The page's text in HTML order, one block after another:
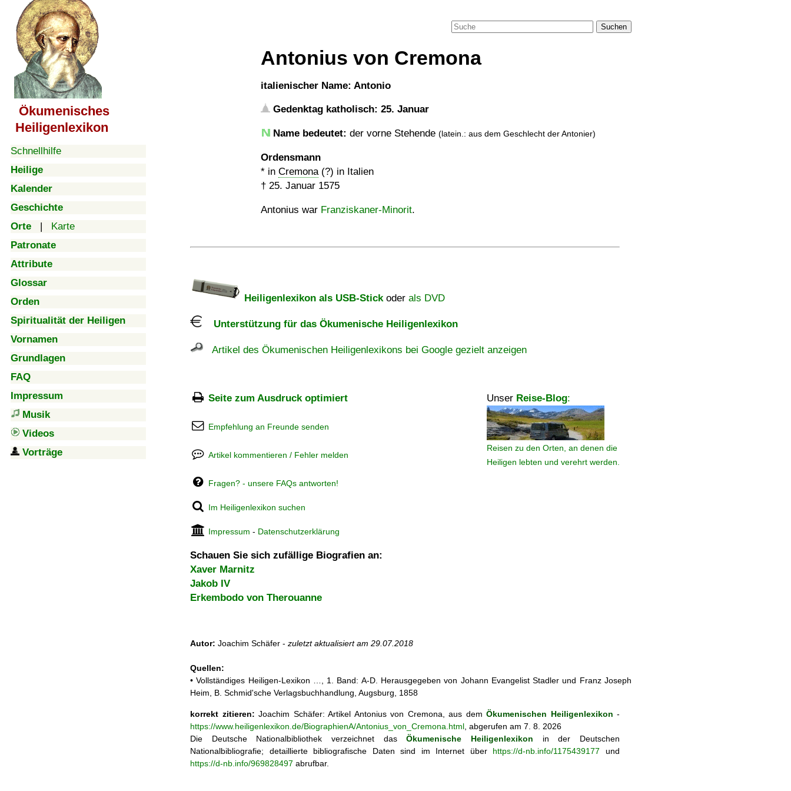
Ökumenisches
Heiligenlexikon
Schnellhilfe
Heilige
Kalender
Geschichte
Orte | Karte
Patronate
Attribute
Glossar
Orden
Spiritualität der Heiligen
Vornamen
Grundlagen
FAQ
Impressum
Musik
Videos
Vorträge
Suchen
Antonius von Cremona
italienischer Name: Antonio
Gedenktag katholisch: 25. Januar
Name bedeutet: der vorne Stehende (latein.: aus dem Geschlecht der Antonier)
Ordensmann
* in Cremona(?) in Italien
† 25. Januar 1575
Antonius war Franziskaner-Minorit.
Heiligenlexikon als USB-Stickoder als DVD
Unterstützung für das Ökumenische Heiligenlexikon
Artikel des Ökumenischen Heiligenlexikons bei Google gezielt anzeigen
Seite zum Ausdruck optimiert Unser Reise-Blog:
Reisen zu den Orten, an denen die
Heiligen lebten und verehrt werden.
Empfehlung an Freunde senden
Artikel kommentieren / Fehler melden
Fragen? - unsere FAQs antworten!
Im Heiligenlexikon suchen
Impressum - Datenschutzerklärung
Schauen Sie sich zufällige Biografien an:
Xaver Marnitz
Jakob IV
Erkembodo von Therouanne
Autor: Joachim Schäfer - zuletzt aktualisiert am 29.07.2018
Quellen:
• Vollständiges Heiligen-Lexikon …, 1. Band: A-D. Herausgegeben von Johann Evangelist Stadler und Franz Joseph
Heim, B. Schmid'sche Verlagsbuchhandlung, Augsburg, 1858
korrekt zitieren: Joachim Schäfer: Artikel Antonius von Cremona, aus dem Ökumenischen Heiligenlexikon -
https://www.heiligenlexikon.de/BiographienA/Antonius_von_Cremona.html , abgerufen am 7. 8. 2026
Die Deutsche Nationalbibliothek verzeichnet dasÖkumenische Heiligenlexikon in der Deutschen
Nationalbibliografie; detaillierte bibliografische Daten sind im Internet über https://d-nb.info/1175439177 und
https://d-nb.info/969828497 abrufbar.